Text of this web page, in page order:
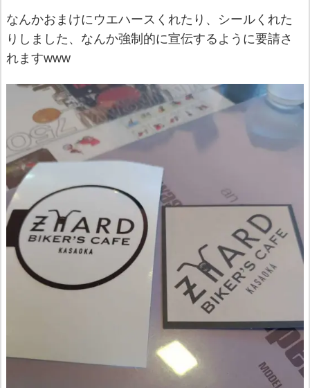
なんかおまけにウエハースくれたり、シールくれた
りしました、なんか強制的に宣伝するように要請さ
れますwww